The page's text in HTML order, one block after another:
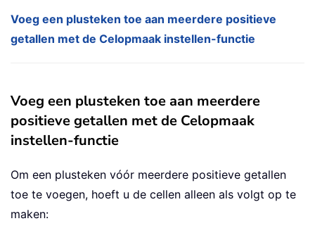
Voeg een plusteken toe aan meerdere positieve
getallen met de Celopmaak instellen-functie
Voeg een plusteken toe aan meerdere
positieve getallen met de Celopmaak
instellen-functie
Om een plusteken vóór meerdere positieve getallen
toe te voegen, hoeft u de cellen alleen als volgt op te
maken: